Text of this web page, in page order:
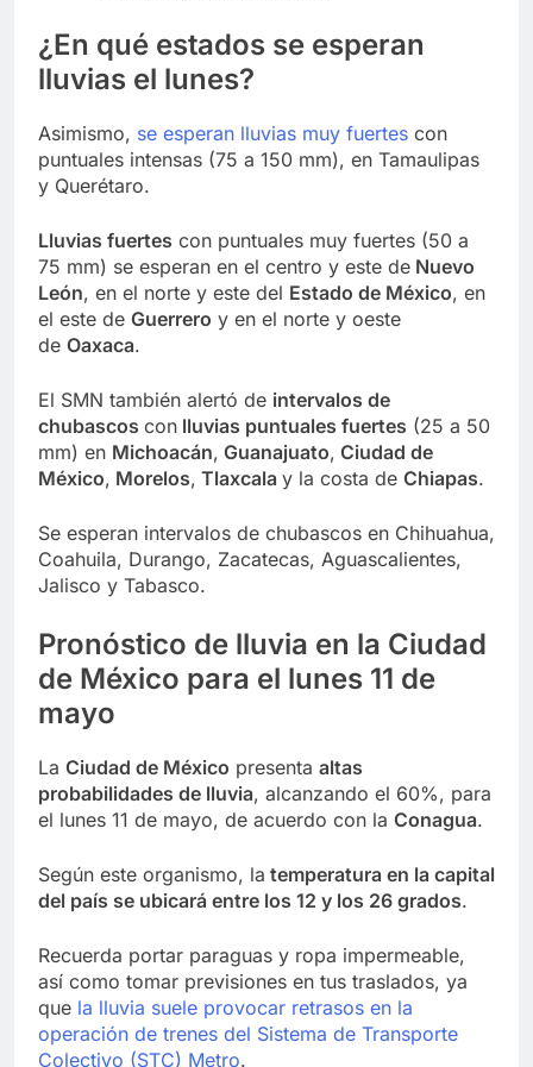
¿En qué estados se esperan
lluvias el lunes?
Asimismo, se esperan lluvias muy fuertes con
puntuales intensas (75 a 150 mm), en Tamaulipas
y Querétaro.
Lluvias fuertes con puntuales muy fuertes (50 a
75 mm) se esperan en el centro y este de Nuevo
León, en el norte y este del Estado de México, en
el este de Guerrero y en el norte y oeste
de Oaxaca.
El SMN también alertó de intervalos de
chubascos con lluvias puntuales fuertes (25 a 50
mm) en Michoacán, Guanajuato, Ciudad de
México, Morelos, Tlaxcala y la costa de Chiapas.
Se esperan intervalos de chubascos en Chihuahua,
Coahuila, Durango, Zacatecas, Aguascalientes,
Jalisco y Tabasco.
Pronóstico de lluvia en la Ciudad
de México para el lunes 11 de
mayo
La Ciudad de México presenta altas
probabilidades de lluvia, alcanzando el 60%, para
el lunes 11 de mayo, de acuerdo con la Conagua.
Según este organismo, la temperatura en la capital
del país se ubicará entre los 12 y los 26 grados.
Recuerda portar paraguas y ropa impermeable,
así como tomar previsiones en tus traslados, ya
que la lluvia suele provocar retrasos en la
operación de trenes del Sistema de Transporte
Colectivo (STC) Metro.